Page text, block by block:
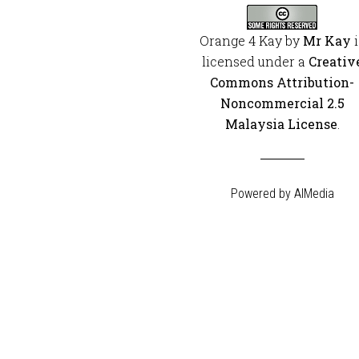
Orange 4 Kayby Mr Kay
licensed under a
Commons Attribution-
Noncommercial 2.5
Malaysia License
Powered by AIMedia